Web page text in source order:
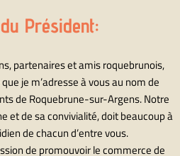
Président:
partenaires et amis roquebrunois,
je m’adresse à vous au nom de
de Roquebrune-sur-Argens. Notre
et de sa convivialité, doit beaucoup à
de chacun d’entre vous.
de promouvoir le commerce de